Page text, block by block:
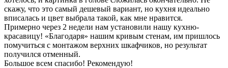
скажу, что это самый дешевый вариант, но кухня идеально
вписалась и цвет выбрала такой, как мне нравится.
Примерно через 2 недели нам установили нашу кухню-
красавицу! «Благодаря» нашим кривым стенам, им пришлось
помучиться с монтажом верхних шкафчиков, но результат
получился отменный.
Большое всем спасибо! Рекомендую!